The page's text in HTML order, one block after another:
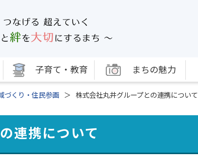
子育て・教育 まちの魅力
づくり・住民参画 株式会社丸井グループとの連携について
連携について